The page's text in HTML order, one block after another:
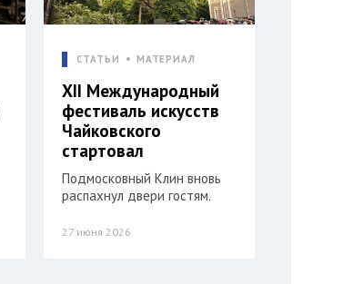
СТАТЬИ МАТЕРИАЛ
XII Международный
фестиваль искусств
Чайковского
стартовал
Подмосковный Клин вновь
распахнул двери гостям.
27 июня 2026